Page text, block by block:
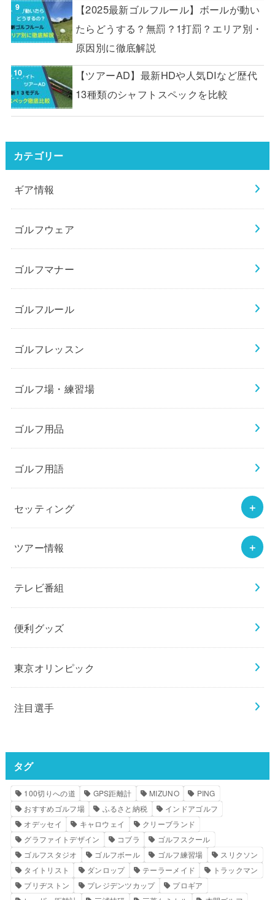
【2025最新ゴルフルール】ボールが動い
たらどうする？無罰？1打罰？エリア別・
原因別に徹底解説
【ツアーAD】最新HDや人気DIなど歴代
13種類のシャフトスペックを比較
カテゴリー
ギア情報
ゴルフウェア
ゴルフマナー
ゴルフルール
ゴルフレッスン
ゴルフ場・練習場
ゴルフ用品
ゴルフ用語
セッティング
ツアー情報
テレビ番組
便利グッズ
東京オリンピック
注目選手
タグ
100切りへの道 GPS距離計 MIZUNO
PING
おすすめゴルフ場
ふるさと納税
インドアゴルフ
オデッセイ
キャロウェイ
クリーブランド
グラファイトデザイン
コブラ
ゴルフスクール
ゴルフスタジオ
ゴルフボール ゴルフ練習場
スリクソン
タイトリスト
ダンロップ テーラーメイド
トラックマン
ブリヂストン
プレジデンツカップ
プロギア